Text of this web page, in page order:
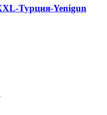
Турция-Yenigun